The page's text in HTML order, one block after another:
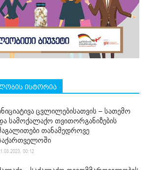
ისტორია
ცვლილებისათვის – სათემო
სამოქალაქო თვითორგანიზების
თანამედროვე
00:12